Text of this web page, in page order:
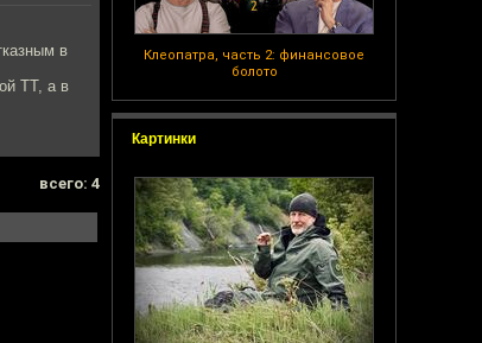
Клеопатра, часть 2: финансовое
болото
Картинки
в
ТТ, а в
всего: 4